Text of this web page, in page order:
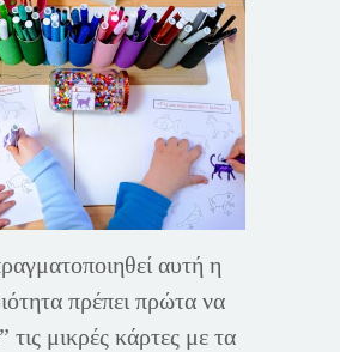
αυτή η
πρέπει πρώτα να
τις μικρές κάρτες με τα